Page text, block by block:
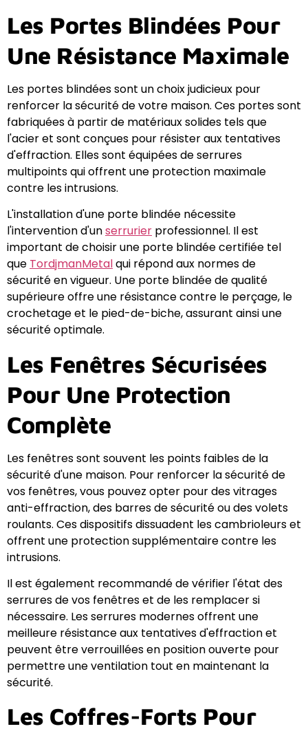
Les Portes Blindées Pour
Une Résistance Maximale
Les portes blindées sont un choix judicieux pour
renforcer la sécurité de votre maison. Ces portes sont
fabriquées à partir de matériaux solides tels que
l'acier et sont conçues pour résister aux tentatives
d'effraction. Elles sont équipées de serrures
multipoints qui offrent une protection maximale
contre les intrusions.
L'installation d'une porte blindée nécessite
l'intervention d'unserrurier professionnel. Il est
important de choisir une porte blindée certifiée tel
que TordjmanMetalqui répond aux normes de
sécurité en vigueur. Une porte blindée de qualité
supérieure offre une résistance contre le perçage, le
crochetage et le pied-de-biche, assurant ainsi une
sécurité optimale.
Les Fenêtres Sécurisées
Pour Une Protection
Complète
Les fenêtres sont souvent les points faibles de la
sécurité d'une maison. Pour renforcer la sécurité de
vos fenêtres, vous pouvez opter pour des vitrages
anti-effraction, des barres de sécurité ou des volets
roulants. Ces dispositifs dissuadent les cambrioleurs et
offrent une protection supplémentaire contre les
intrusions.
Il est également recommandé de vérifier l'état des
serrures de vos fenêtres et de les remplacer si
nécessaire. Les serrures modernes offrent une
meilleure résistance aux tentatives d'effraction et
peuvent être verrouillées en position ouverte pour
permettre une ventilation tout en maintenant la
sécurité.
Les Coffres-Forts Pour